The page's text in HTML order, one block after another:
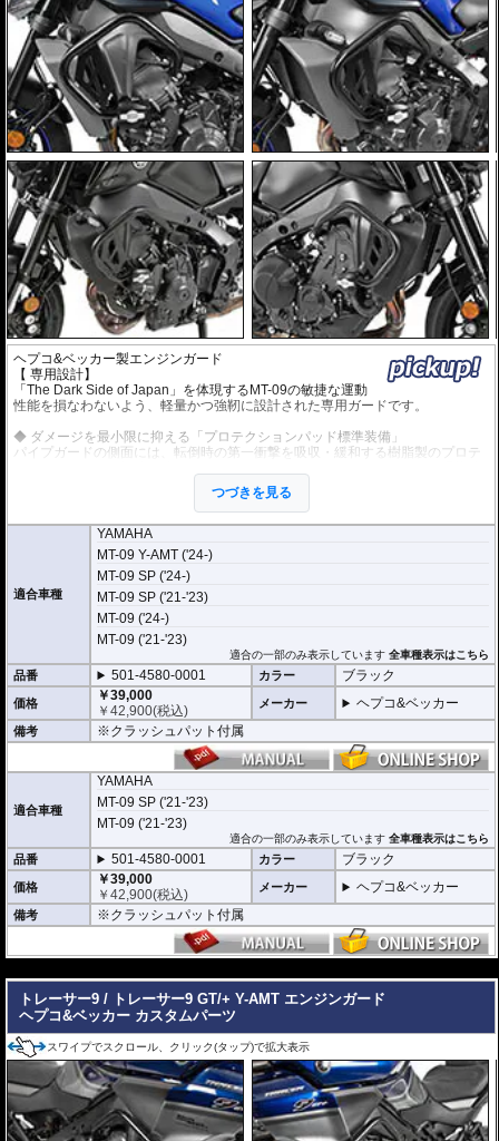
ヘプコ&ベッカー製エンジンガード
【 専用設計】
「The Dark Side of Japan」を体現するMT-09の敏捷な運動
性能を損なわないよう、軽量かつ強靭に設計された専用ガードです。
◆ ダメージを最小限に抑える「プロテクションパッド標準装備」
パイプガードの側面には、転倒時の第一衝撃を吸収・緩和する樹脂製のプロテ
により、立ちゴケのような軽微な転倒からスライドするようなアクシデントま
で、幅広い状況で車体やエンジンへのダメージを効果的に軽減します。
◆ エンジンマウントを活用した「ダイレクト締結」
車体の強度メンバーであるエンジン懸架ポイント（マウント）を直接利用して
固定する設計です。M10の極太ボルトを使用し、フレームとエンジンブロック
を共締めすることで、余計なステーを介さずに高い結束剛性を確保。マシンの
コア部分を強固に守ります。
◆ ハンドリングに影響を与えない「独立構造」
左右のガードを連結するクロスバーをあえて廃したセパレート構造を採用して
います。これにより、車体前方の重量増を最小限に抑え、MT-09シリーズの持
ち味である軽快なハンドリングやバンク角を犠牲にすることなく、必要なプロ
テクション性能を確保しています。
ライダーを そしてマシンを護る、ドイツの鉄壁。
ヘプコ&ベッカー製 エンジンガードは、単なるドレスアップパーツではありま
せん。 それは、予期せぬアクシデントからライダーを最優先に守り、同時に愛
車を保護するために計算された、極めて実戦的な「物理的保険」です。
【選ばれる理由】
ライダーを守る「生存空間」の確保: 転倒時、地面と車体の間に十分なスペース
を作り出すよう設計されています。これにより、重量級のマシンであってもラ
イダーの足が挟み込まれるリスクを大幅に軽減。怪我のリスクを最小限に抑
え、アクシデント後のリカバリーを助けます。
衝撃を逃がす設計思想: ただ硬いだけではありません。車種ごとのフレーム強度
や重心を分析し、衝撃を多点支持で分散。ライダーへの衝撃緩和はもちろん、
車体フレームへのダメージも最小限に留めることで、自走不能な状態（レッカ
ー移動）を回避します。
Made in Germanyの品質: 高精度な冷間曲げ加工と、均一で強固な溶接技術。ド
イツ本国で生産されるそのパイプは、ライダーの安全を託すに足る、強靭な守
つづきを見る
適合車種
YAMAHA
MT-09 Y-AMT ('24-)
MT-09 SP ('24-)
MT-09 SP ('21-'23)
MT-09 ('24-)
MT-09 ('21-'23)
適合の一部のみ表示しています全車種表示はこちら
品番 501-4580-0001 カラー ブラック
価格
￥39,000
￥42,900(税込) メーカー ヘプコ&ベッカー
備考 ※クラッシュパット付属
適合車種
YAMAHA
MT-09 SP ('21-'23)
MT-09 ('21-'23)
適合の一部のみ表示しています全車種表示はこちら
品番 501-4580-0001 カラー ブラック
価格
￥39,000
￥42,900(税込) メーカー ヘプコ&ベッカー
備考 ※クラッシュパット付属
トレーサー9 / トレーサー9 GT/+ Y-AMT エンジンガード
ヘプコ&ベッカー カスタムパーツ
スワイプでスクロール、クリック(タップ)で拡大表示